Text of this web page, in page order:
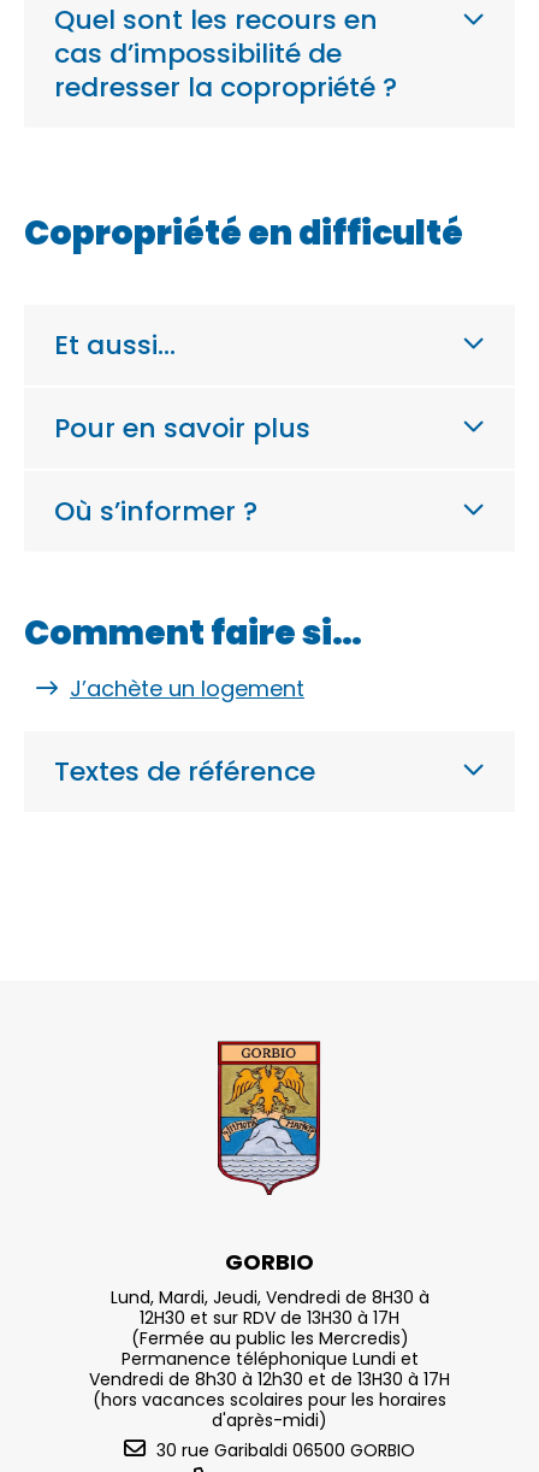
Quel sont les recours en
cas d’impossibilité de
redresser la copropriété ?
Copropriété en difficulté
Et aussi…
Pour en savoir plus
Où s’informer ?
Comment faire si…
J’achète un logement
Textes de référence
GORBIO
Lund, Mardi, Jeudi, Vendredi de 8H30 à
12H30 et sur RDV de 13H30 à 17H
(Fermée au public les Mercredis)
Permanence téléphonique Lundi et
Vendredi de 8h30 à 12h30 et de 13H30 à 17H
(hors vacances scolaires pour les horaires
d'après-midi)
30 rue Garibaldi 06500 GORBIO